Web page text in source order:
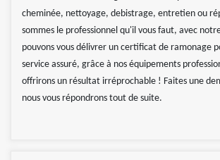
cheminée, nettoyage, debistrage, entretien ou
sommes le professionnel qu'il vous faut, avec
pouvons vous délivrer un certificat de ramonage
service assuré, grâce à nos équipements
offrirons un résultat irréprochable ! Faites une
nous vous répondrons tout de suite.